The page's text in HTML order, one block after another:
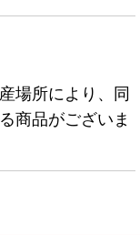
場所により、同
商品がございま